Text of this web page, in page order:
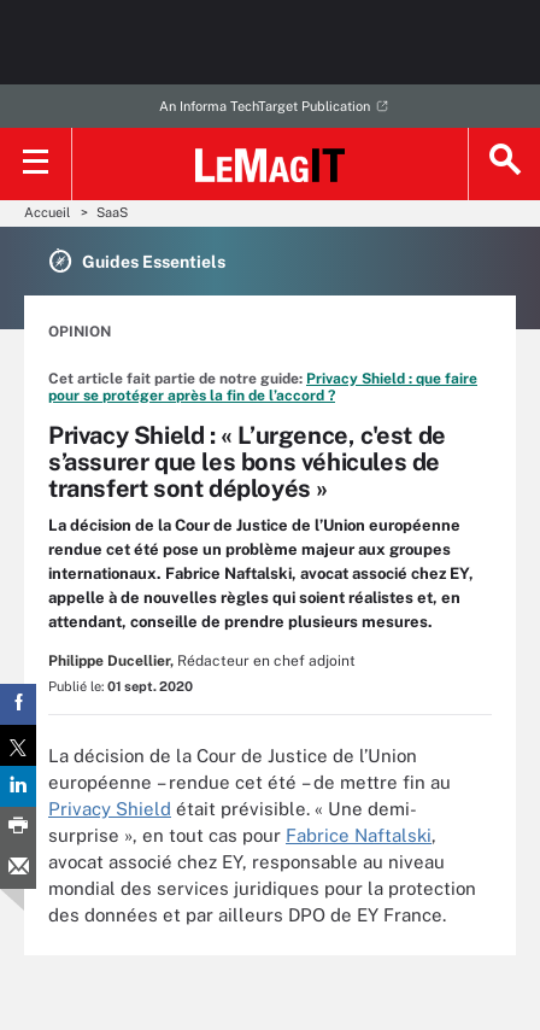
An Informa TechTarget Publication
Accueil SaaS
Guides Essentiels
OPINION
Cet article fait partie de notre guide: Privacy Shield : que faire
pour se protéger après la fin de l’accord ?
Privacy Shield : « L’urgence, c'est de
s’assurer que les bons véhicules de
transfert sont déployés »
La décision de la Cour de Justice de l’Union européenne
rendue cet été pose un problème majeur aux groupes
internationaux. Fabrice Naftalski, avocat associé chez EY,
appelle à de nouvelles règles qui soient réalistes et, en
attendant, conseille de prendre plusieurs mesures.
Philippe Ducellier, Rédacteur en chef adjoint
Publié le: 01 sept. 2020
La décision de la Cour de Justice de l’Union
européenne – rendue cet été – de mettre fin au
Privacy Shield était prévisible. « Une demi-
surprise », en tout cas pour Fabrice Naftalski,
avocat associé chez EY, responsable au niveau
mondial des services juridiques pour la protection
des données et par ailleurs DPO de EY France.